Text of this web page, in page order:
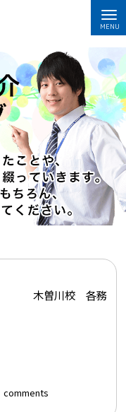
木曽川校 各務
comments